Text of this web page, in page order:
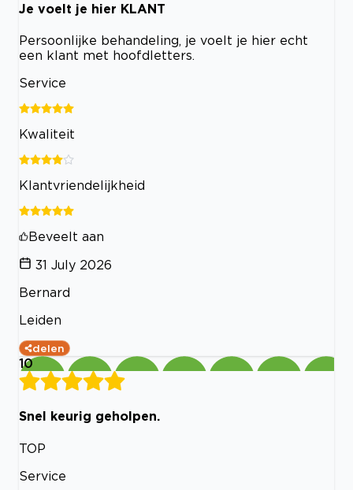
Je voelt je hier KLANT
Persoonlijke behandeling, je voelt je hier echt
een klant met hoofdletters.
Service
Kwaliteit
Klantvriendelijkheid
Beveelt aan
31 July 2026
Bernard
Leiden
delen
10
Snel keurig geholpen.
TOP
Service